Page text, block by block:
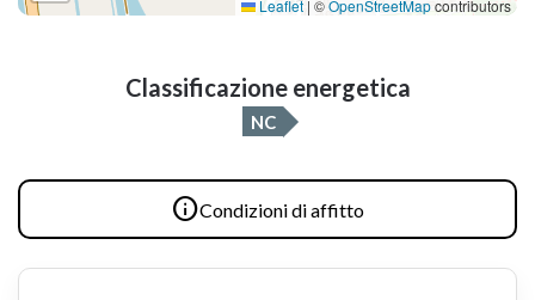
Leaflet | ©OpenStreetMapcontributors
Classificazione energetica
NC
Condizioni di affitto